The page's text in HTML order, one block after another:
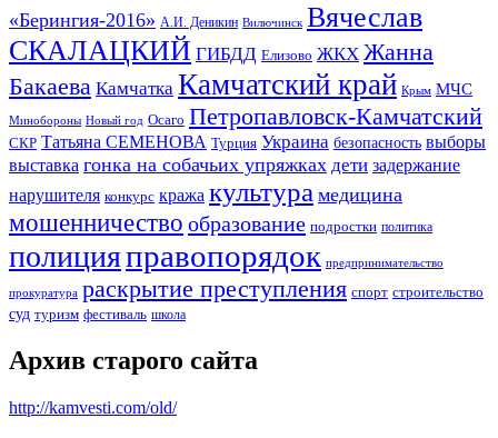
«Берингия-2016» А.И. Деникин Вилючинск Вячеслав
СКАЛАЦКИЙ ГИБДД Елизово ЖКХ Жанна
Бакаева Камчатка Камчатский край Крым МЧС
Минобороны Новый год Осаго Петропавловск-Камчатский
СКР Татьяна СЕМЕНОВА Турция Украина безопасность выборы
выставка гонка на собачьих упряжках дети задержание
нарушителя конкурс кража культура медицина
мошенничество образование подростки политика
полицияправопорядок предпринимательство
прокуратура раскрытие преступления спорт строительство
суд туризм фестиваль школа
Архив старого сайта
http://kamvesti.com/old/